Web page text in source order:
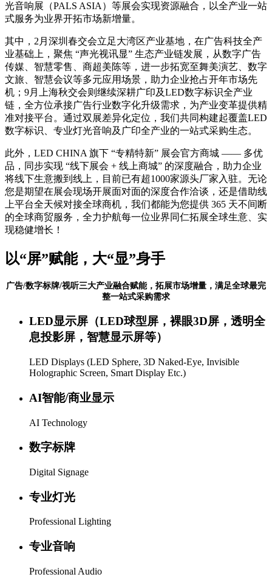
光音响展（PALS ASIA）等展会实现资源融合，以全产业一站
式服务为业界开拓市场新增量。
其中，2月深圳春交会立足大湾区产业基地，在广告科技全产
业基础上，聚焦 “声光视讯显” 生态产业链发展，从数字广告
传媒、智慧零售、商超美陈等，进一步拓宽至舞美演艺、数字
文旅、智慧会议等多元应用场景，助力企业抢占开年市场先
机；9月上海秋交会则继续深耕广印及LED数字标识全产业
链，全方位承接广告行业数字化升级需求，为产业变革提供精
准对接平台。通过双展差异化定位，我们共同构建起覆盖LED
数字标识、专业灯光音响及广印全产业的一站式采购生态。
此外，LED CHINA 旗下 “专精特新” 展会官方商城 —— 多优
品，同步实现 “线下展会 + 线上商城” 的深度融合，助力企业
将线下生意搬到线上，目前已有超1000家源头厂家入驻。无论
您是期望在展会现场开展面对面的深度合作洽谈，还是借助线
上平台全天候对接全球商机，我们都能为您提供 365 天不间断
的全球商贸服务，全力护航每一位业界同仁拓展全球生意、实
现稳健增长！
以“屏”赋能，大“显”身手
广告/数字标牌/视听三大产业融合赋能，拓展市场增量，满足全球最完
整一站式采购需求
LED显示屏（LED球型屏，裸眼3D屏，透明全
息投影屏，智慧显示屏等）
LED Displays (LED Sphere, 3D Naked-Eye, Invisible
Holographic Screen, Smart Display Etc.)
AI智能/商业显示
AI Technology
数字标牌
Digital Signage
专业灯光
Professional Lighting
专业音响
Professional Audio